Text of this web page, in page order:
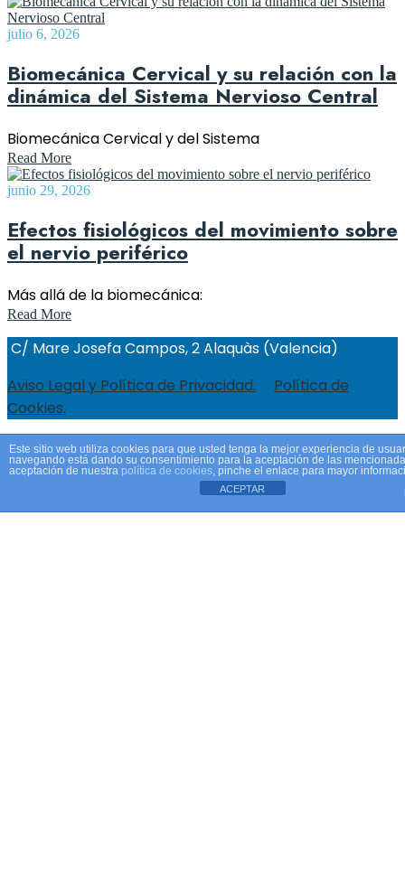
julio 6, 2026
Biomecánica Cervical y su relación con la
dinámica del Sistema Nervioso Central
Biomecánica Cervical y del Sistema
Read More
junio 29, 2026
Efectos fisiológicos del movimiento sobre
el nervio periférico
Más allá de la biomecánica:
Read More
C/ Mare Josefa Campos, 2 Alaquàs (Valencia)
Aviso Legal y Política de Privacidad.
Política de
Cookies.
Este sitio web utiliza cookies para que usted tenga la mejor experiencia de
navegando está dando su consentimiento para la aceptación de las
aceptación de nuestra política de cookies , pinche el enlace para mayor
ACEPTAR